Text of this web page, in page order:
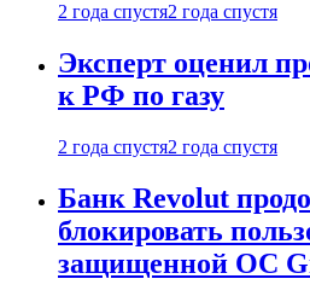
2 года спустя2 года спустя
Эксперт оценил
к РФ по газу
2 года спустя2 года спустя
Банк Revolut
блокировать
защищенной ОС